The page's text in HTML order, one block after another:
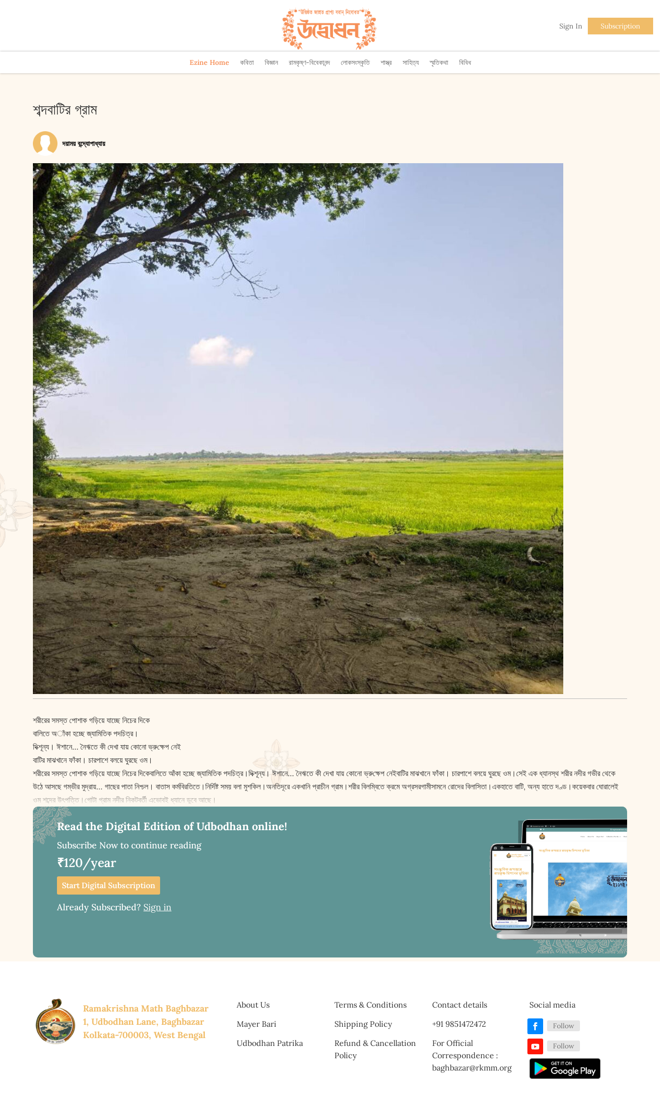
Sign In Subscription
Ezine Home কবিতা বিজ্ঞান রামকৃষ্ণ-বিবেকানন্দ লোকসংস্কৃতি শাস্ত্র সাহিত্য স্মৃতিকথা বিবিধ
শব্দবাটির গ্রাম
দয়াময় বন্দ্যোপাধ্যায়
শরীরের সমস্ত পোশাক গড়িয়ে যাচ্ছে নিচের দিকে
বালিতে অাঁকা হচ্ছে জ্যামিতিক পদচিত্র।
দিক্শূন্য। ঈশানে… নৈঋতে কী দেখা যায় কোনো ভ্রু‌ক্ষেপ নেই
বাটির মাঝখানে ফাঁকা। চারপাশে বলয়ে ঘুরছে ওম।
শরীরের সমস্ত পোশাক গড়িয়ে যাচ্ছে নিচের দিকেবালিতে আঁকা হচ্ছে জ্যামিতিক পদচিত্র।দিক্শূন্য। ঈশানে… নৈঋতে কী দেখা যায় কোনো ভ্রু‌ক্ষেপ নেইবাটির মাঝখানে ফাঁকা। চারপাশে বলয়ে ঘুরছে ওম।সেই এক ধ্যানস্থ শরীর নদীর গভীর থেকে
উঠে আসছে গম্ভীর মুদ্রায়… গাছের পাতা নিশ্চল। বাতাস কর্মবিরতিতে।নির্দিষ্ট সময় বলা মুশকিল।অনতিদূরে একখানি প্রাচীন গ্রাম।শরীর বিলম্বিতে ক্রমে অগ্রসরগামীসামনে রোদের বিলাসিতা।একহাতে বাটি, অন্য হাতে দণ্ড।কয়েকবার ঘোরালেই
ওম শব্দের উৎপত্তি।গোটা গ্রাম নদীর নিকটবর্তী এভােবই ধ্যানে ডুবে আছে।
Read the Digital Edition of Udbodhan online!
Subscribe Now to continue reading
₹120/year
Start Digital Subscription
Already Subscribed? Sign in
Ramakrishna Math Baghbazar
1, Udbodhan Lane, Baghbazar
Kolkata-700003, West Bengal
About Us
Mayer Bari
Udbodhan Patrika
Terms & Conditions
Shipping Policy
Refund & Cancellation
Policy
Contact details
+91 9851472472
For Official
Correspondence :
baghbazar@rkmm.org
Social media
Follow
Follow